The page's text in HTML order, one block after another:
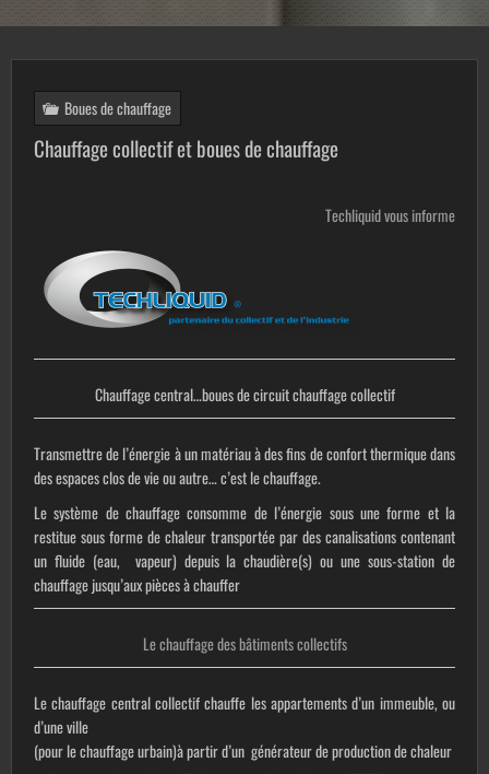
Boues de chauffage
Chauffage collectif et boues de chauffage
Techliquid vous informe
Chauffage central…boues de circuit chauffage collectif
Transmettre de l’énergie à un matériau à des fins de confort thermique dans
des espaces clos de vie ou autre… c’est le chauffage.
Le système de chauffage consomme de l’énergie sous une forme et la
restitue sous forme de chaleur transportée par des canalisations contenant
un fluide (eau, vapeur) depuis la chaudière(s) ou une sous-station de
chauffage jusqu’aux pièces à chauffer
Le chauffage des bâtiments collectifs
Le chauffage central collectif chauffe les appartements d’un immeuble, ou
d’une ville
(pour le chauffage urbain)à partir d’un générateur de production de chaleur